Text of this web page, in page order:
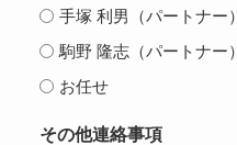
手塚 利男（パートナー）
駒野 隆志（パートナー）
お任せ
その他連絡事項